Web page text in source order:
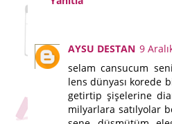
AYSU DESTAN 9
selam cansucum
lens dünyası korede
getirtip şişelerine
milyarlara satılyolar